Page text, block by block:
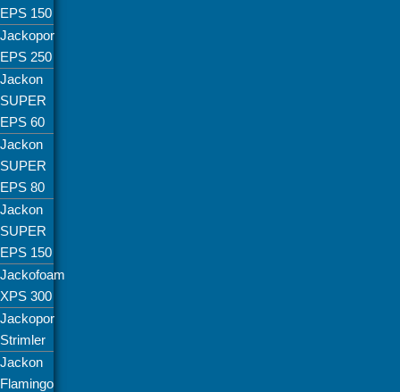
EPS 150
Jackopor
EPS 250
Jackon
SUPER
EPS 60
Jackon
SUPER
EPS 80
Jackon
SUPER
EPS 150
Jackofoam
XPS 300
Jackopor
Strimler
Jackon
Flamingo